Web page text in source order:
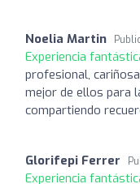
Noelia Martin
Experiencia
profesional,
mejor de ellos para
compartiendo
Glorifepi Ferrer
Experiencia